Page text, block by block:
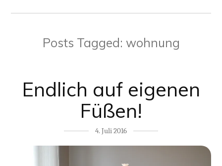
Posts Tagged: wohnung
Endlich auf eigenen
Füßen!
4. Juli 2016